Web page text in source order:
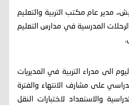
مدير عام مكتب التربية والتعليم
المدرسية في مدارس التعليم
الى مدراء التربية في المديريات
على مشارف الانتهاء والفترة
والاستعداد لاختبارات النقل